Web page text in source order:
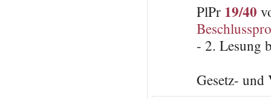
PlPr 19/40
- 2. Lesung
Gesetz-